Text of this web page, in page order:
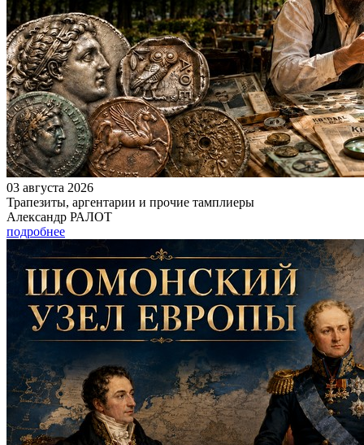
03 августа 2026
Трапезиты, аргентарии и прочие тамплиеры
Александр РАЛОТ
подробнее